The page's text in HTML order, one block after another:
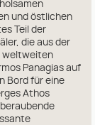
und östlichen
Teil der
die aus der
weltweiten
Panagias auf
Bord für eine
Athos